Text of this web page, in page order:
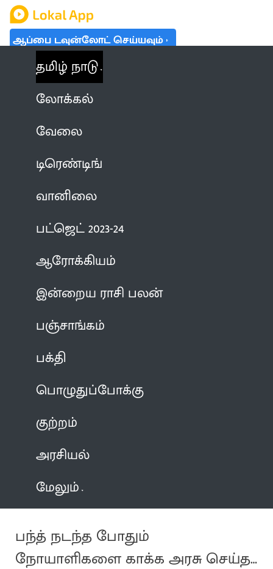
ஆப்பை டவுன்லோட் செய்யவும்
தமிழ் நாடு
லோக்கல்
வேலை
டிரெண்டிங்
வானிலை
பட்ஜெட் 2023-24
ஆரோக்கியம்
இன்றைய ராசி பலன்
பஞ்சாங்கம்
பக்தி
பொழுதுப்போக்கு
குற்றம்
அரசியல்
மேலும்
பந்த் நடந்த போதும்
நோயாளிகளை காக்க அரசு செய்த